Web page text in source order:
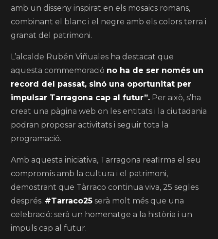
amb un disseny inspirat en els mosaics romans,
combinant el blanc i el negre amb els colors terra i
granat del patrimoni.
L’alcalde Rubén Viñuales ha destacat que
aquesta commemoració no ha de ser només un
record del passat, sinó una oportunitat per
impulsar Tarragona cap al futur”. Per això, s’ha
creat una pàgina web on les entitats i la ciutadania
podran proposar activitats i seguir tota la
programació.
Amb aquesta iniciativa, Tarragona reafirma el seu
compromís amb la cultura i el patrimoni,
demostrant que Tàrraco continua viva, 25 segles
després. #Tarraco25 serà molt més que una
celebració: serà un homenatge a la història i un
impuls cap al futur.